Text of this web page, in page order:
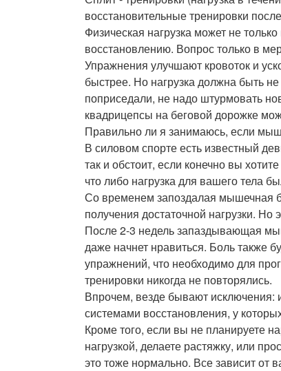
восстановительные тренировки
Физическая нагрузка может не
восстановлению. Вопрос только в
Упражнения улучшают кровоток и
быстрее. Но нагрузка должна быть
поприседали, не надо штурмовать
квадрицепсы на беговой дорожке
Правильно ли я занимаюсь, если
В силовом спорте есть известный
так и обстоит, если конечно вы
что либо нагрузка для вашего тела
Со временем запоздалая мышечная
получения достаточной нагрузки. Но
После 2-3 недель запаздывающая
даже начнет нравиться. Боль также
упражнений, что необходимо для
тренировки никогда не повторялись.
Впрочем, везде бывают
системами восстановления, у
Кроме того, если вы не планируете
нагрузкой, делаете растяжку, или
это тоже нормально. Все зависит от